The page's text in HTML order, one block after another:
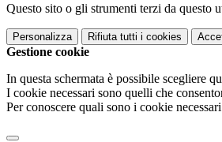
Questo sito o gli strumenti terzi da questo
Personalizza Rifiuta tutti i cookies
Gestione cookie
In questa schermata è possibile scegliere
I cookie necessari sono quelli che
Per conoscere quali sono i cookie